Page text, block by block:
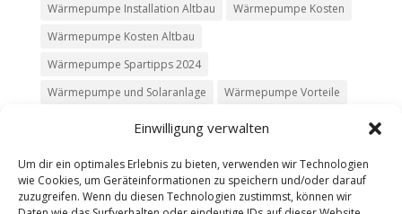
Einwilligung verwalten
Um dir ein optimales Erlebnis zu bieten, verwenden wir Technologien
wie Cookies, um Geräteinformationen zu speichern und/oder darauf
zuzugreifen. Wenn du diesen Technologien zustimmst, können wir
Wärmepumpe Installation Altbau
Wärmepumpe Kosten
Wärmepumpe Kosten Altbau
Wärmepumpe Spartipps 2024
Wärmepumpe und Solaranlage
Wärmepumpe Vorteile
Kontakt Impressum
Datenschutz
Werbung buchen
AGB